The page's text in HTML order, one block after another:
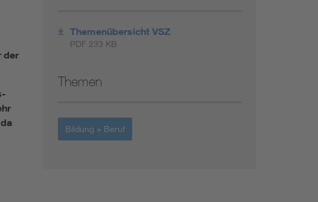
der
Themenübersicht VSZ
PDF 233 KB
Themen
Bildung + Beruf